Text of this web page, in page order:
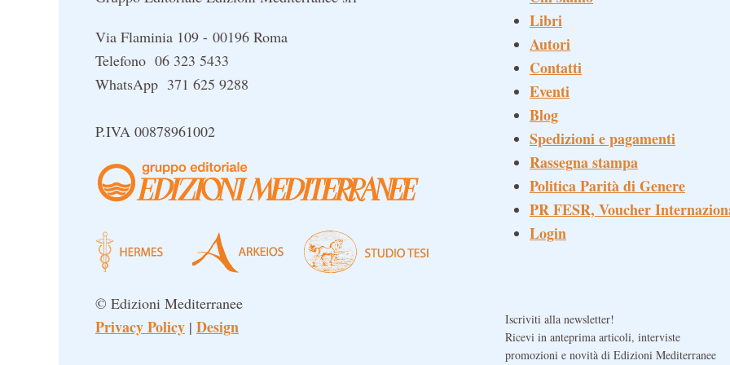
Via Flaminia 109 - 00196 Roma
Telefono 06 323 5433
WhatsApp 371 625 9288
P.IVA 00878961002
© Edizioni Mediterranee
Privacy Policy | Design
Libri
Autori
Contatti
Eventi
Blog
Spedizioni e pagamenti
Rassegna stampa
Politica Parità di Genere
PR FESR, Voucher
Login
Iscriviti alla newsletter!
Ricevi in anteprima articoli, interviste
promozioni e novità di Edizioni Mediterranee